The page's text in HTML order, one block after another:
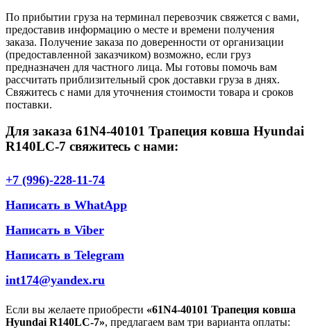
По прибытии груза на терминал перевозчик свяжется с вами,
предоставив информацию о месте и времени получения
заказа. Получение заказа по доверенности от организации
(предоставленной заказчиком) возможно, если груз
предназначен для частного лица. Мы готовы помочь вам
рассчитать приблизительный срок доставки груза в днях.
Свяжитесь с нами для уточнения стоимости товара и сроков
поставки.
Для заказа 61N4-40101 Трапеция ковша Hyundai
R140LC-7 свяжитесь с нами:
+7 (996)-228-11-74
Написать в WhatApp
Написать в Viber
Написать в Telegram
int174@yandex.ru
Если вы желаете приобрести «61N4-40101 Трапеция ковша
Hyundai R140LC-7», предлагаем вам три варианта оплаты: